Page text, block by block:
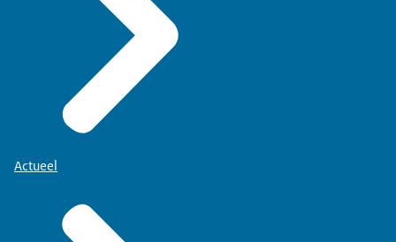
Actueel